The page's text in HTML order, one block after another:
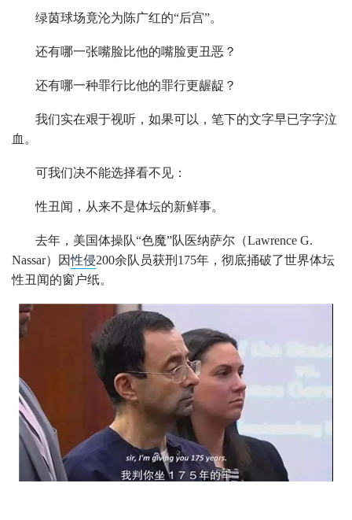
绿茵球场竟沦为陈广红的“后宫”。
还有哪一张嘴脸比他的嘴脸更丑恶？
还有哪一种罪行比他的罪行更龌龊？
我们实在艰于视听，如果可以，笔下的文字早已字字泣
血。
可我们决不能选择看不见：
性丑闻，从来不是体坛的新鲜事。
去年，美国体操队“色魔”队医纳萨尔（Lawrence G.
Nassar）因性侵200余队员获刑175年，彻底捅破了世界体坛
性丑闻的窗户纸。